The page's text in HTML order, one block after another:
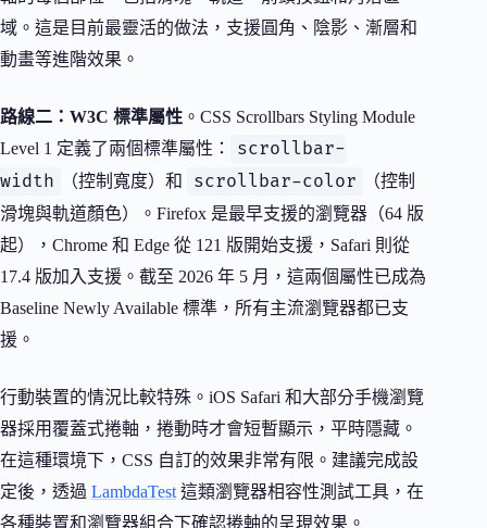
域。這是目前最靈活的做法，支援圓角、陰影、漸層和
動畫等進階效果。
路線二：W3C 標準屬性 。CSS Scrollbars Styling Module
Level 1 定義了兩個標準屬性：
scrollbar-
width
（控制寬度）和 scrollbar-color
（控制
滑塊與軌道顏色）。Firefox 是最早支援的瀏覽器（64 版
起），Chrome 和 Edge 從 121 版開始支援，Safari 則從
17.4 版加入支援。截至 2026 年 5 月，這兩個屬性已成為
Baseline Newly Available 標準，所有主流瀏覽器都已支
援。
行動裝置的情況比較特殊。iOS Safari 和大部分手機瀏覽
器採用覆蓋式捲軸，捲動時才會短暫顯示，平時隱藏。
在這種環境下，CSS 自訂的效果非常有限。建議完成設
定後，透過 LambdaTest 這類瀏覽器相容性測試工具，在
各種裝置和瀏覽器組合下確認捲軸的呈現效果。